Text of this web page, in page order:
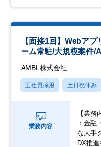
【面接1回】Webア
ーム常駐/大規模案件/
AMBL株式会社
正社員採用 土日祝休み
業務内容
【業務
：金融
な大手
DX推進